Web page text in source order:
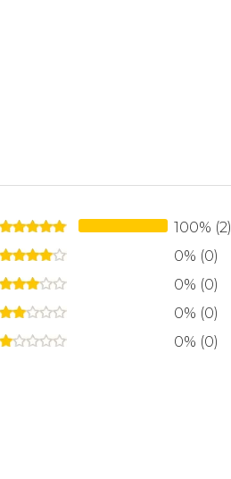
100% (2)
0% (0)
0% (0)
0% (0)
0% (0)